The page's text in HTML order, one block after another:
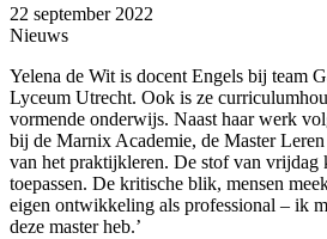
22 september 2022
Nieuws
Yelena de Wit is docent Engels bij team
Lyceum Utrecht. Ook is ze
vormende onderwijs. Naast haar werk
bij de Marnix Academie, de Master
van het praktijkleren. De stof van vrijdag
toepassen. De kritische blik, mensen
eigen ontwikkeling als professional – ik
deze master heb.’